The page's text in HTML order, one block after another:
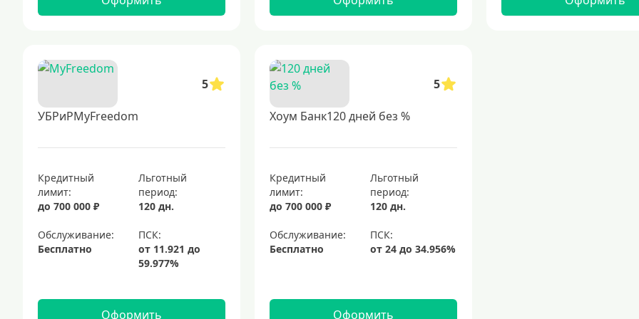
5
УБРиРMyFreedom
Кредитный
лимит:
до 700 000 ₽
Льготный
период:
120 дн.
Обслуживание:
Бесплатно
Оформить
5
Хоум Банк120 дней без %
Кредитный
лимит:
до 700 000 ₽
Льготный
период:
120 дн.
Обслуживание:
Бесплатно
Оформить